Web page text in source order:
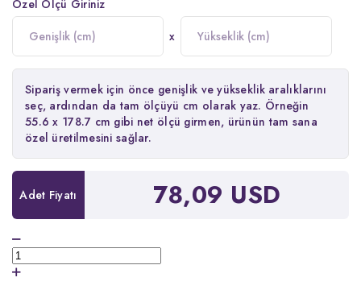
Özel Ölçü Giriniz
x
Sipariş vermek için önce genişlik ve yükseklik aralıklarını
seç, ardından da tam ölçüyü cm olarak yaz. Örneğin
55.6 x 178.7 cm gibi net ölçü girmen, ürünün tam sana
özel üretilmesini sağlar.
Adet Fiyatı 78,09 USD